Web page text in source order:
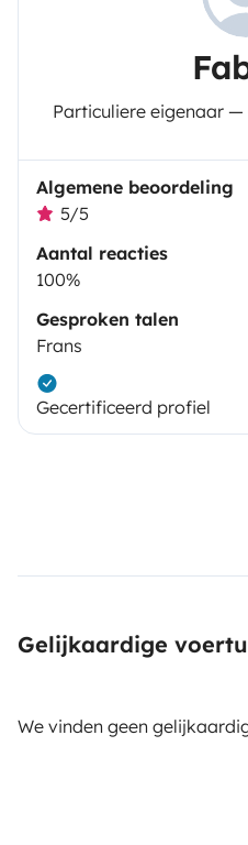
Particuliere eigenaar —
Algemene beoordeling
5/5
Aantal reacties
100%
Gesproken talen
Frans
Gecertificeerd profiel
Gelijkaardige
We vinden geen